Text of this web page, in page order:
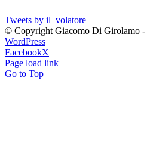
Tweets by il_volatore
© Copyright Giacomo Di Girolamo -
WordPress
FacebookX
Page load link
Go to Top